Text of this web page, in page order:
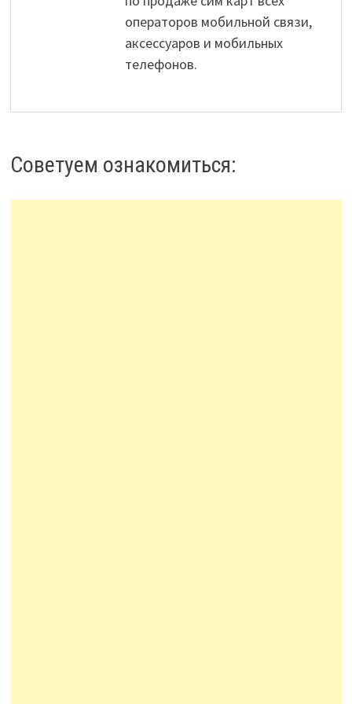
операторов мобильной связи,
аксессуаров и мобильных
телефонов.
Советуем ознакомиться: